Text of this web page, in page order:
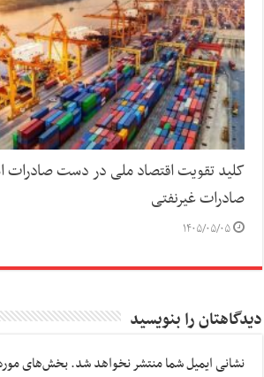
کلید تقویت اقتصاد ملی در دست صادرات
صادرات غیرنفتی
۱۴۰۵/۰۵/۰۵
دیدگاهتان را بنویسید
نشانی ایمیل شما منتشر نخواهد شد.بخش‌های